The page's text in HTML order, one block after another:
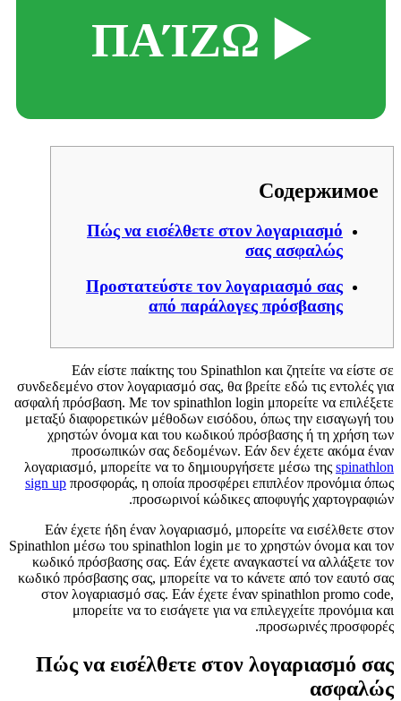
▶️ ΠΑΊΖΩ
Содержимое
Πώς να εισέλθετε στον λογαριασμό
σας ασφαλώς
Προστατεύστε τον λογαριασμό σας
από παράλογες πρόσβασης
Εάν είστε παίκτης του Spinathlon και ζητείτε να είστε σε
συνδεδεμένο στον λογαριασμό σας, θα βρείτε εδώ τις εντολές για
ασφαλή πρόσβαση. Με τον spinathlon login μπορείτε να επιλέξετε
μεταξύ διαφορετικών μέθοδων εισόδου, όπως την εισαγωγή του
χρηστών όνομα και του κωδικού πρόσβασης ή τη χρήση των
προσωπικών σας δεδομένων. Εάν δεν έχετε ακόμα έναν
λογαριασμό, μπορείτε να το δημιουργήσετε μέσω της spinathlon
sign up προσφοράς, η οποία προσφέρει επιπλέον προνόμια όπως
προσωρινοί κώδικες αποφυγής χαρτογραφιών.
Εάν έχετε ήδη έναν λογαριασμό, μπορείτε να εισέλθετε στον
Spinathlon μέσω του spinathlon login με το χρηστών όνομα και τον
κωδικό πρόσβασης σας. Εάν έχετε αναγκαστεί να αλλάξετε τον
κωδικό πρόσβασης σας, μπορείτε να το κάνετε από τον εαυτό σας
στον λογαριασμό σας. Εάν έχετε έναν spinathlon promo code,
μπορείτε να το εισάγετε για να επιλεγχείτε προνόμια και
προσωρινές προσφορές.
Πώς να εισέλθετε στον λογαριασμό σας
ασφαλώς